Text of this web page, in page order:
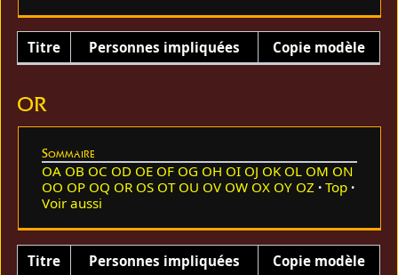
Titre Personnes impliquées Copie modèle
OR
Sommaire
OA OB OC OD OE OF OG OH OI OJ OK OL OM ON
OO OP OQ OR OS OT OU OV OW OX OY OZ
Top
Voir aussi
Titre Personnes impliquées Copie modèle